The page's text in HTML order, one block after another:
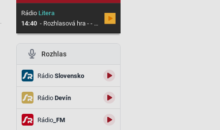
RádioLitera
14:40 - Rozhlasová hra - - Zuzana Kantorová: Všetko je omyl
Rozhlas
RádioSlovensko
RádioDevín
Rádio_FM